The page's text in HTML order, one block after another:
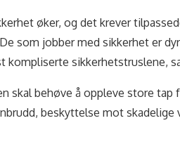
øker, og det krever
som jobber med sikkerhet er
kompliserte sikkerhetstruslene,
skal behøve å oppleve store tap
beskyttelse mot